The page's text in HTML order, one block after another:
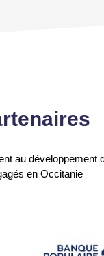
au développement
en Occitanie